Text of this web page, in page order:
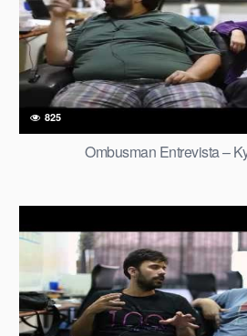
825
Ombusman Entrevista –